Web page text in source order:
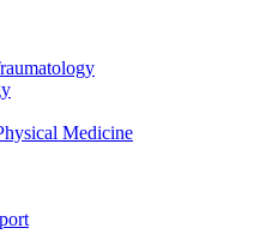
Medicine